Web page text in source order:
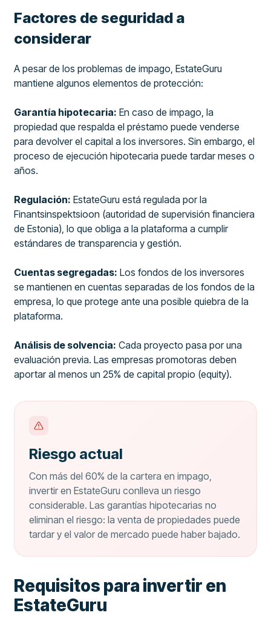
Factores de seguridad a
considerar
A pesar de los problemas de impago, EstateGuru
mantiene algunos elementos de protección:
Garantía hipotecaria: En caso de impago, la
propiedad que respalda el préstamo puede venderse
para devolver el capital a los inversores. Sin embargo, el
proceso de ejecución hipotecaria puede tardar meses o
años.
Regulación: EstateGuru está regulada por la
Finantsinspektsioon (autoridad de supervisión financiera
de Estonia), lo que obliga a la plataforma a cumplir
estándares de transparencia y gestión.
Cuentas segregadas: Los fondos de los inversores
se mantienen en cuentas separadas de los fondos de la
empresa, lo que protege ante una posible quiebra de la
plataforma.
Análisis de solvencia: Cada proyecto pasa por una
evaluación previa. Las empresas promotoras deben
aportar al menos un 25% de capital propio (equity).
Riesgo actual
Con más del 60% de la cartera en impago,
invertir en EstateGuru conlleva un riesgo
considerable. Las garantías hipotecarias no
eliminan el riesgo: la venta de propiedades puede
tardar y el valor de mercado puede haber bajado.
Requisitos para invertir en
EstateGuru